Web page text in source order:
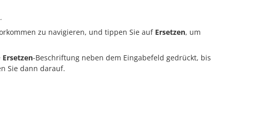
zu navigieren, und tippen Sie auf Ersetzen, um
Ersetzen-Beschriftung neben dem Eingabefeld gedrückt, bis
Sie dann darauf.